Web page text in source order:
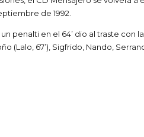
de 1992.
penalti en el 64’ dio al traste
(Lalo, 67’), Sigfrido, Nando,